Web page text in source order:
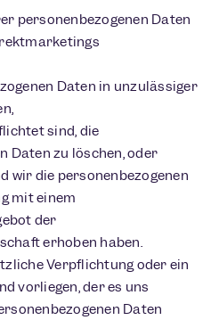
personenbezogenen Daten
Daten in unzulässiger
sind, die
Daten zu löschen, oder
wir die personenbezogenen
mit einem
der
erhoben haben.
Verpflichtung oder ein
vorliegen, der es uns
Daten